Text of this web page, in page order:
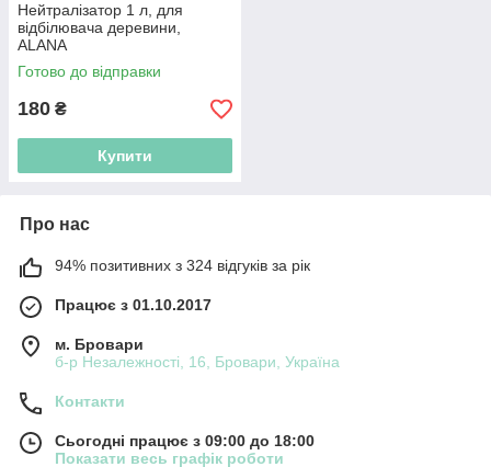
Нейтралізатор 1 л, для
відбілювача деревини,
ALANA
Готово до відправки
180 ₴
Купити
Про нас
94% позитивних з 324 відгуків за рік
Працює з 01.10.2017
м. Бровари
б-р Незалежності, 16, Бровари, Україна
Контакти
Сьогодні працює з 09:00 до 18:00
Показати весь графік роботи